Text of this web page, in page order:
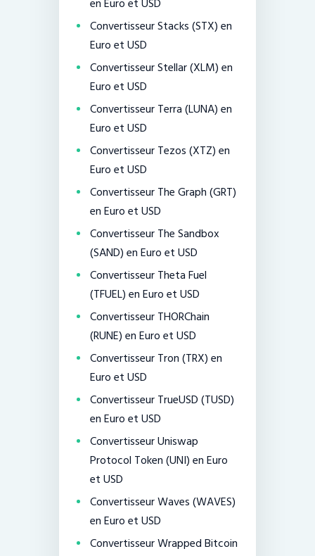
Convertisseur Stacks (STX) en
Euro et USD
Convertisseur Stellar (XLM) en
Euro et USD
Convertisseur Terra (LUNA) en
Euro et USD
Convertisseur Tezos (XTZ) en
Euro et USD
Convertisseur The Graph (GRT)
en Euro et USD
Convertisseur The Sandbox
(SAND) en Euro et USD
Convertisseur Theta Fuel
(TFUEL) en Euro et USD
Convertisseur THORChain
(RUNE) en Euro et USD
Convertisseur Tron (TRX) en
Euro et USD
Convertisseur TrueUSD (TUSD)
en Euro et USD
Convertisseur Uniswap
Protocol Token (UNI) en Euro
et USD
Convertisseur Waves (WAVES)
en Euro et USD
Convertisseur Wrapped Bitcoin